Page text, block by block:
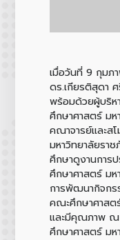
เมื่อวันที่ 9 กุมภ
ดร.เกียรติสุดา
พร้อมด้วยผู้บริห
ศึกษาศาสตร์ มห
คณาจารย์และส
มหาวิทยาลัยรา
ศึกษาดูงานการ
ศึกษาศาสตร์ มห
การพัฒนากิจกร
คณะศึกษาศาส
และมีคุณภาพ ณ
ศึกษาศาสตร์ มห